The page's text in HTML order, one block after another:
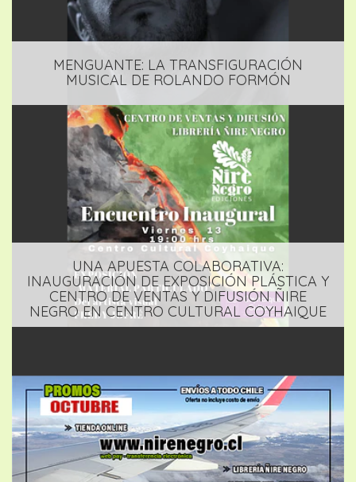
MENGUANTE: LA TRANSFIGURACIÓN
MUSICAL DE ROLANDO FORMÓN
UNA APUESTA COLABORATIVA:
INAUGURACIÓN DE EXPOSICIÓN PLÁSTICA Y
CENTRO DE VENTAS Y DIFUSIÓN ÑIRE
NEGRO EN CENTRO CULTURAL COYHAIQUE